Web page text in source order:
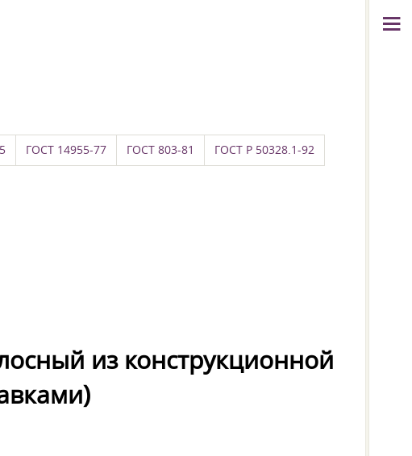
ГОСТ 14955-77 ГОСТ 803-81 ГОСТ Р 50328.1-92
из конструкционной